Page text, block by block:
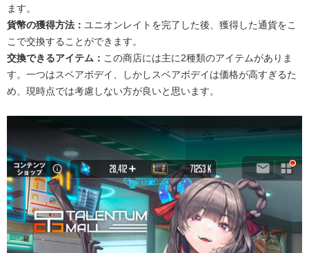
ます。
貨幣の獲得方法： ユニオンレイトを完了した後、 獲得した通貨をこ
こで交換することができます。
交換できるアイテム： この商店には主に2種類のアイテムがありま
す。 一つはスベアボデイ、しかし スベアボデイは価格が高すぎるた
め、現時点では考慮しない方が良いと思います。